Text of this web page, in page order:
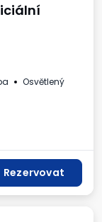
Osvětlený
Rezervovat